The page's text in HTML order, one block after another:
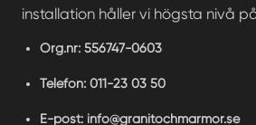
installation håller vi högsta nivå
Org.nr: 556747-0603
Telefon: 011-23 03 50
E-post: info@granitochmarmor.se